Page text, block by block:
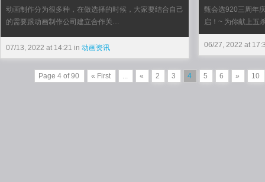
动画制作分为很多种，在做选择的时候，大家要结合自己
的需要跟动画制作公司建立合作关…
07/13, 2022 at 14:21 in 动画资讯
甄会选920三周年
启！~ 为你献上五
06/27, 2022 at
Page 4 of 90 « First ... « 2 3 4 5 6 » 10